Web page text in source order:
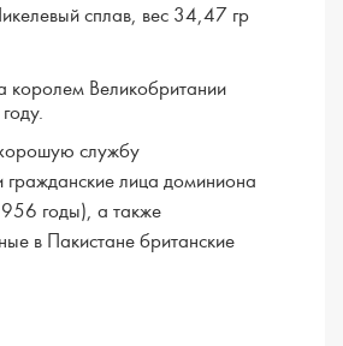
сплав, вес 34,47 гр
королем Великобритании
службу
лица доминиона
годы), а также
в Пакистане британские